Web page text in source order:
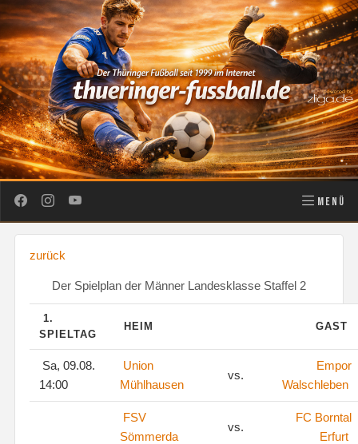
MENÜ
zurück
Der Spielplan der Männer Landesklasse Staffel 2
1.
SPIELTAG
HEIM GAST
Sa, 09.08.
14:00
Union
Mühlhausen
vs.
Empor
Walschleben
FSV
Sömmerda
vs.
FC Borntal
Erfurt